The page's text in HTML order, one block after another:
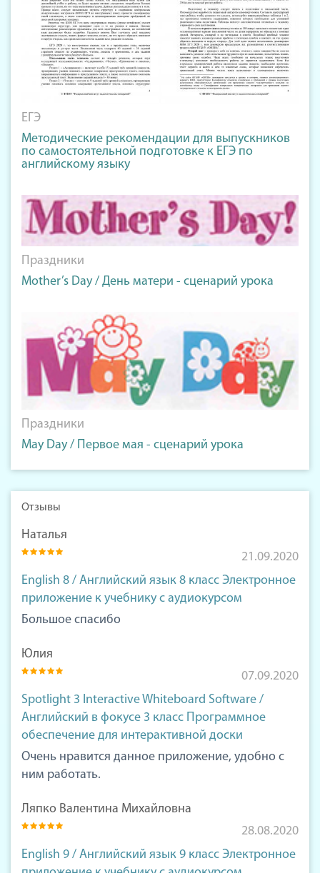
ЕГЭ
Методические рекомендации для выпускников
по самостоятельной подготовке к ЕГЭ по
английскому языку
Праздники
Mother’s Day / День матери - сценарий урока
Праздники
May Day / Первое мая - сценарий урока
Отзывы
Наталья
21.09.2020
English 8 / Английский язык 8 класс Электронное
приложение к учебнику с аудиокурсом
Большое спасибо
Юлия
07.09.2020
Spotlight 3 Interactive Whiteboard Software /
Английский в фокусе 3 класс Программное
обеспечение для интерактивной доски
Очень нравится данное приложение, удобно с
ним работать.
Ляпко Валентина Михайловна
28.08.2020
English 9 / Английский язык 9 класс Электронное